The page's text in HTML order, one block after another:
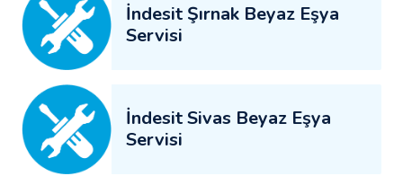
İndesit Şırnak Beyaz Eşya
Servisi
İndesit Sivas Beyaz Eşya
Servisi